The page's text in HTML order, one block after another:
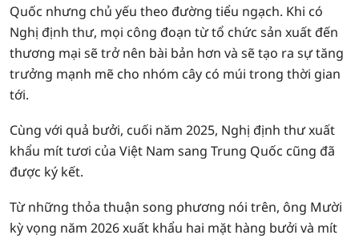
Quốc nhưng chủ yếu theo đường tiểu ngạch. Khi có
Nghị định thư, mọi công đoạn từ tổ chức sản xuất đến
thương mại sẽ trở nên bài bản hơn và sẽ tạo ra sự tăng
trưởng mạnh mẽ cho nhóm cây có múi trong thời gian
tới.
Cùng với quả bưởi, cuối năm 2025, Nghị định thư xuất
khẩu mít tươi của Việt Nam sang Trung Quốc cũng đã
được ký kết.
Từ những thỏa thuận song phương nói trên, ông Mười
kỳ vọng năm 2026 xuất khẩu hai mặt hàng bưởi và mít